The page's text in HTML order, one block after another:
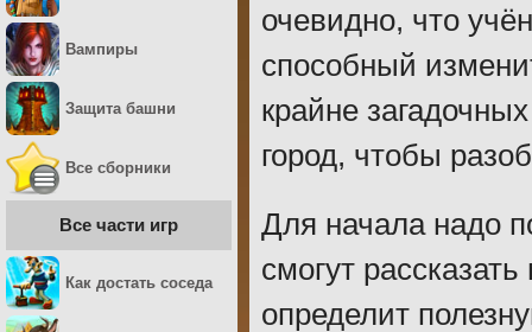
очевидно, что
способный
крайне
город, чтобы
Для начала надо
смогут
определит
Вампиры
Защита башни
Все сборники
Все части игр
Как достать соседа